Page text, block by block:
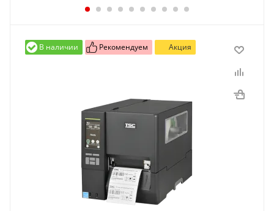
В наличии Рекомендуем Акция